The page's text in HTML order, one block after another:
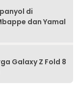
di
dan Yamal
Galaxy Z Fold 8